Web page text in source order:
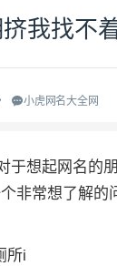
我找不
小虎网名大全网
于想起网名的
非常想了解的
所i